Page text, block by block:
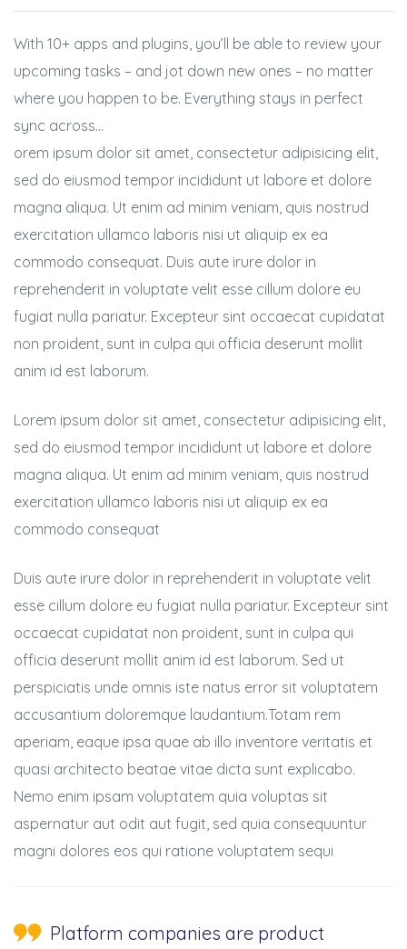
With 10+ apps and plugins, you’ll be able to review your
upcoming tasks – and jot down new ones – no matter
where you happen to be. Everything stays in perfect
sync across…
orem ipsum dolor sit amet, consectetur adipisicing elit,
sed do eiusmod tempor incididunt ut labore et dolore
magna aliqua. Ut enim ad minim veniam, quis nostrud
exercitation ullamco laboris nisi ut aliquip ex ea
commodo consequat. Duis aute irure dolor in
reprehenderit in voluptate velit esse cillum dolore eu
fugiat nulla pariatur. Excepteur sint occaecat cupidatat
non proident, sunt in culpa qui officia deserunt mollit
anim id est laborum.
Lorem ipsum dolor sit amet, consectetur adipisicing elit,
sed do eiusmod tempor incididunt ut labore et dolore
magna aliqua. Ut enim ad minim veniam, quis nostrud
exercitation ullamco laboris nisi ut aliquip ex ea
commodo consequat
Duis aute irure dolor in reprehenderit in voluptate velit
esse cillum dolore eu fugiat nulla pariatur. Excepteur sint
occaecat cupidatat non proident, sunt in culpa qui
officia deserunt mollit anim id est laborum. Sed ut
perspiciatis unde omnis iste natus error sit voluptatem
accusantium doloremque laudantium.Totam rem
aperiam, eaque ipsa quae ab illo inventore veritatis et
quasi architecto beatae vitae dicta sunt explicabo.
Nemo enim ipsam voluptatem quia voluptas sit
aspernatur aut odit aut fugit, sed quia consequuntur
magni dolores eos qui ratione voluptatem sequi
Platform companies are product